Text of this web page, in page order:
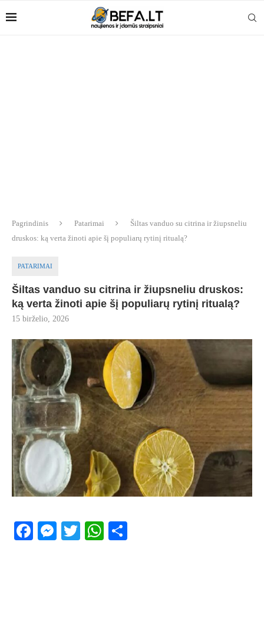
Pagrindinis Patarimai
Šiltas vanduo su citrina ir žiupsneliu
druskos: ką verta žinoti apie šį populiarų rytinį ritualą?
PATARIMAI
Šiltas vanduo su citrina ir žiupsneliu druskos:
ką verta žinoti apie šį populiarų rytinį ritualą?
15 birželio, 2026
Facebook
Messenger
TwitterWhatsApp